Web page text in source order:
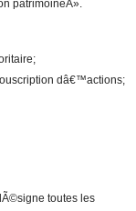
patrimoineÂ».
dâ€™actions;
toutes les